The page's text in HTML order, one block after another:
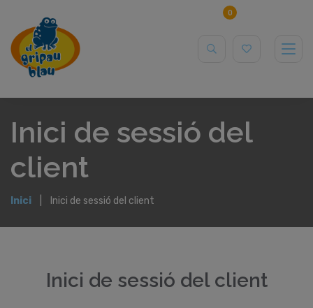
0
Inici de sessió del
client
Inici Inici de sessió del client
Inici de sessió del client